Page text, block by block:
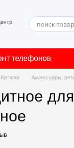
телефонов
Каталог Аксессуары,